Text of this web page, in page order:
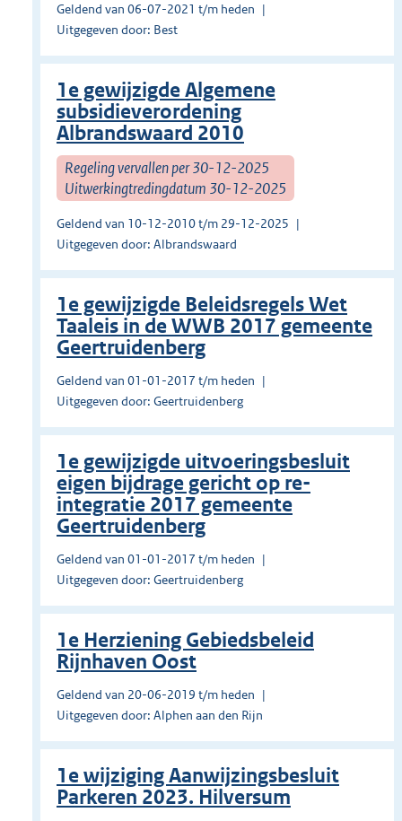
Geldend van 06-07-2021 t/m heden
Uitgegeven door: Best
1e gewijzigde Algemene
subsidieverordening
Albrandswaard 2010
Regeling vervallen per 30-12-2025
Uitwerkingtredingdatum 30-12-2025
Geldend van 10-12-2010 t/m 29-12-2025
Uitgegeven door: Albrandswaard
1e gewijzigde Beleidsregels Wet
Taaleis in de WWB 2017 gemeente
Geertruidenberg
Geldend van 01-01-2017 t/m heden
Uitgegeven door: Geertruidenberg
1e gewijzigde uitvoeringsbesluit
eigen bijdrage gericht op re-
integratie 2017 gemeente
Geertruidenberg
Geldend van 01-01-2017 t/m heden
Uitgegeven door: Geertruidenberg
1e Herziening Gebiedsbeleid
Rijnhaven Oost
Geldend van 20-06-2019 t/m heden
Uitgegeven door: Alphen aan den Rijn
1e wijziging Aanwijzingsbesluit
Parkeren 2023. Hilversum